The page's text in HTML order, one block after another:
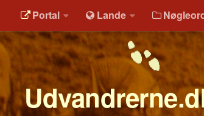
Portal Lande